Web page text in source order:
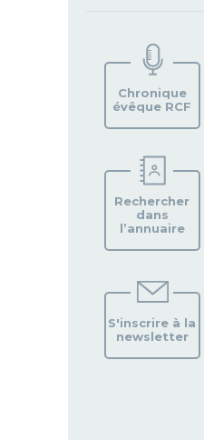
Chronique
évêque RCF
Rechercher
dans
l’annuaire
S'inscrire à la
newsletter